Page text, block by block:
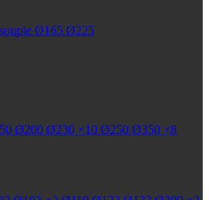
Ø165 Ø225
Ø200 Ø230 ×10 Ø250 Ø350 ×8